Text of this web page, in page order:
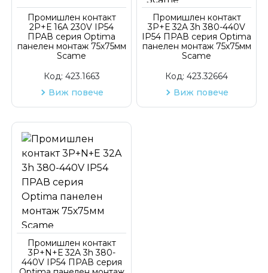
Промишлен контакт
2P+Е 16A 230V IP54
ПРАВ серия Optima
панелен монтаж 75х75мм
Scame
Код: 423.1663
Виж повече
Промишлен контакт
3P+Е 32A 3h 380-440V
IP54 ПРАВ серия Optima
панелен монтаж 75х75мм
Scame
Код: 423.32664
Виж повече
Промишлен контакт
3P+N+Е 32A 3h 380-
440V IP54 ПРАВ серия